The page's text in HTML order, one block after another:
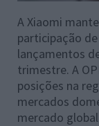
A Xiaomi
participação
lançamentos
trimestre. A
posições na
mercados
mercado